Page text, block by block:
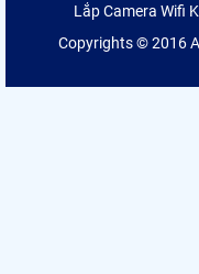
Lắp Camera Wifi
Copyrights © 2016